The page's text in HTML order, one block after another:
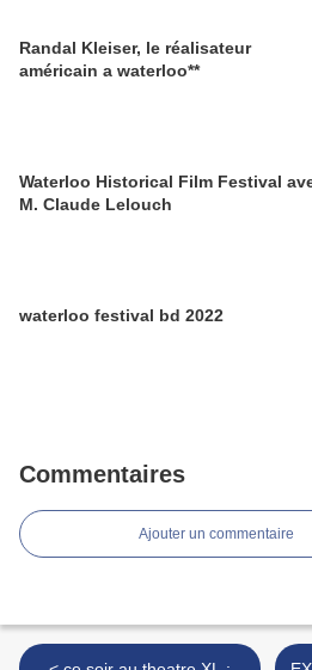
Randal Kleiser, le réalisateur
américain a waterloo**
Waterloo Historical Film Festival
M. Claude Lelouch
waterloo festival bd 2022
Commentaires
Ajouter un commentaire